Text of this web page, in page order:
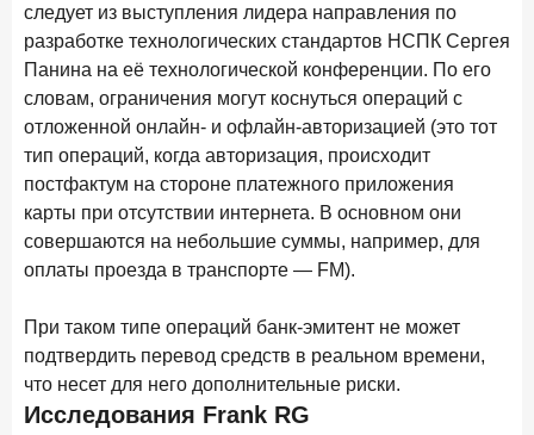
15 апреля 2026 года ИССЛЕДОВАНИЕ
Маркетинговые акции брокеров: обзор механик и
трендов
10 апреля 2026 года ИССЛЕДОВАНИЕ
ДНК современного ипотечного клиента
7 апреля 2026 года ИССЛЕДОВАНИЕ
По итогам марта 2026 года объем выдач кредитов
составил 925,7 млрд руб.
Не экосистемой единой: как пользователи
распределяют подписки
25 марта 2026 года ИССЛЕДОВАНИЕ
Ипотека. Итоги работы крупнейших ипотечных банков
следует из выступления лидера направления по
разработке технологических стандартов НСПК Сергея
Панина на её технологической конференции. По его
словам, ограничения могут коснуться операций с
отложенной онлайн- и офлайн-авторизацией (это тот
тип операций, когда авторизация, происходит
постфактум на стороне платежного приложения
карты при отсутствии интернета. В основном они
совершаются на небольшие суммы, например, для
оплаты проезда в транспорте — FM).
При таком типе операций банк-эмитент не может
подтвердить перевод средств в реальном времени,
что несет для него дополнительные риски.
Исследования Frank RG